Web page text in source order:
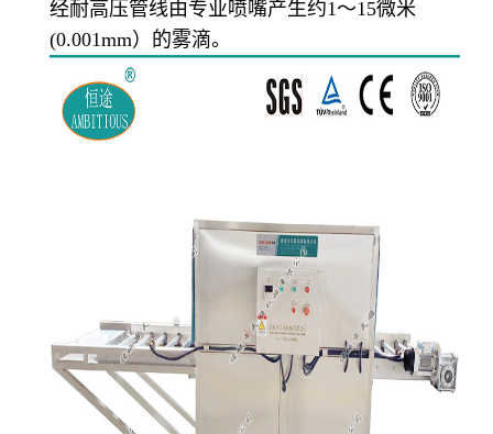
经耐高压管线由专业喷嘴产生约1～15微米
(0.001mm）的雾滴。